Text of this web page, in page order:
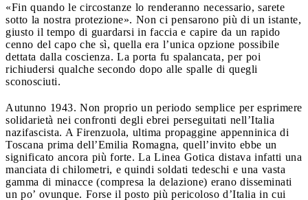
«Fin quando le circostanze lo renderanno necessario, sarete
sotto la nostra protezione». Non ci pensarono più di un istante,
giusto il tempo di guardarsi in faccia e capire da un rapido
cenno del capo che sì, quella era l’unica opzione possibile
dettata dalla coscienza. La porta fu spalancata, per poi
richiudersi qualche secondo dopo alle spalle di quegli
sconosciuti.
Autunno 1943. Non proprio un periodo semplice per esprimere
solidarietà nei confronti degli ebrei perseguitati nell’Italia
nazifascista. A Firenzuola, ultima propaggine appenninica di
Toscana prima dell’Emilia Romagna, quell’invito ebbe un
significato ancora più forte. La Linea Gotica distava infatti una
manciata di chilometri, e quindi soldati tedeschi e una vasta
gamma di minacce (compresa la delazione) erano disseminati
un po’ ovunque. Forse il posto più pericoloso d’Italia in cui